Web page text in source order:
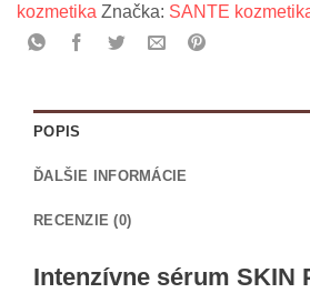
kozmetika Značka: SANTE
POPIS
ĎALŠIE INFORMÁCIE
RECENZIE (0)
Intenzívne sérum SKIN